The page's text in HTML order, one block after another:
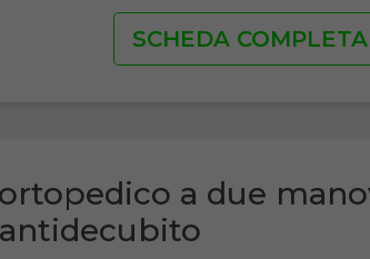
SCHEDA COMPLETA
a due
antidecubito